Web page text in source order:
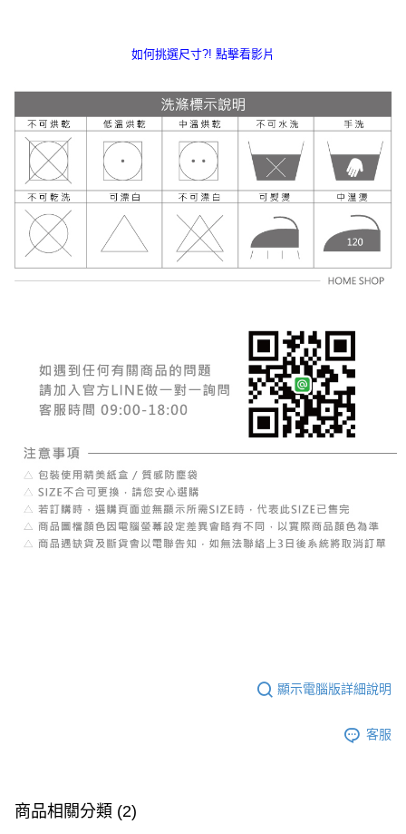
如何挑選尺寸?! 點擊看影片
顯示電腦版詳細說明
客服
商品相關分類 (2)